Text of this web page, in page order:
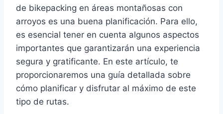
de bikepacking en áreas montañosas con
arroyos es una buena planificación. Para ello,
es esencial tener en cuenta algunos aspectos
importantes que garantizarán una experiencia
segura y gratificante. En este artículo, te
proporcionaremos una guía detallada sobre
cómo planificar y disfrutar al máximo de este
tipo de rutas.